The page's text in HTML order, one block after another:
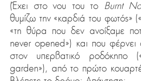
(Έχει στο νου του το Burnt
θυμίζω την «καρδιά του φωτός»
«τη θύρα που δεν ανοίξαμε
never opened») και που
στον υπερβατικό
garden»), από το πρώτο